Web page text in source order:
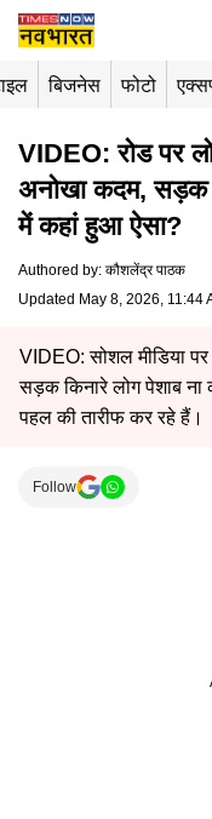
बिजनेस फोटो
VIDEO: रोड पर
अनोखा कदम, सड़क
में कहां हुआ ऐसा?
Authored by: कौशलेंद्र पाठक
Updated May 8, 2026, 11:44
VIDEO: सोशल मीडिया पर
सड़क किनारे लोग पेशाब ना
पहल की तारीफ कर रहे हैं।
Follow